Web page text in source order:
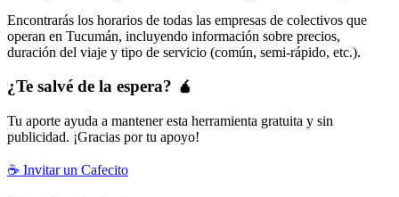
Encontrarás los horarios de todas las empresas de colectivos que
operan en Tucumán, incluyendo información sobre precios,
duración del viaje y tipo de servicio (común, semi-rápido, etc.).
¿Te salvé de la espera? 🧉
Tu aporte ayuda a mantener esta herramienta gratuita y sin
publicidad. ¡Gracias por tu apoyo!
☕ Invitar un Cafecito